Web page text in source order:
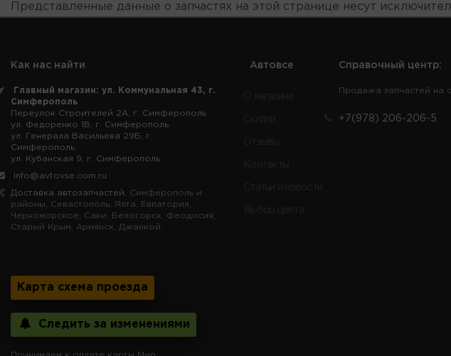
Представленные данные о запчастях на этой странице несут
Как нас найти
Главный магазин: ул. Коммунальная 43, г.
Симферополь
Переулок Строителей 2А, г. Симферополь
ул. Федоренко 1В, г. Симферополь
ул. Генерала Васильева 29Б, г.
Симферополь
ул. Кубанская 9, г. Симферополь
info@avtovse.com.ru
Доставка автозапчастей , Симферополь и
районы, Севастополь, Ялта, Евпатория,
Черноморское, Саки, Белогорск, Феодосия,
Старый Крым, Армянск, Джанкой.
Карта схема проезда
Следить за изменениями
Автовсе Справочный центр:
Продажа запчастей на
+7(978) 206-206-5